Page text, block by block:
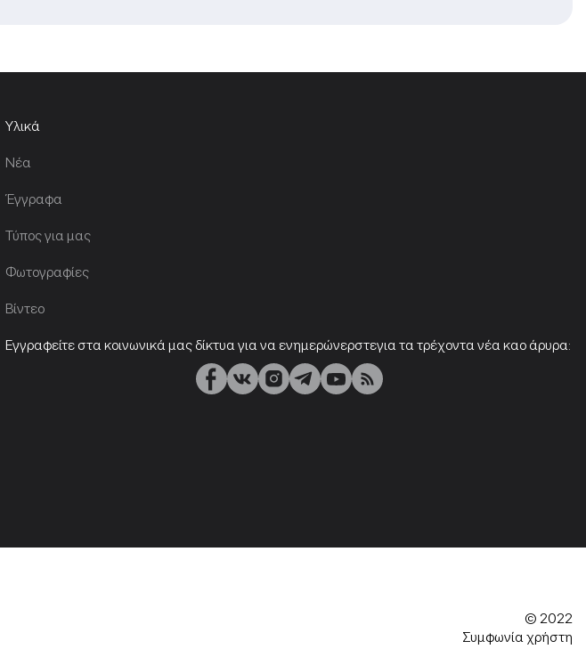
Υλικά
Νέα
Έγγραφα
Τύπος για μας
Φωτογραφίες
Βίντεο
Εγγραφείτε στα κοινωνικά μας δίκτυα για να ενημερώνερστεγια τα τρέχοντα νέα καο άρυρα:
© 2022
Συμφωνία χρήστη